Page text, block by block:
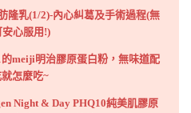
隆乳(1/2)-內心糾葛及手術過程(無
心服用!)
的meiji明治膠原蛋白粉，無味道配
怎麼吃~
Night & Day PHQ10純美肌膠原